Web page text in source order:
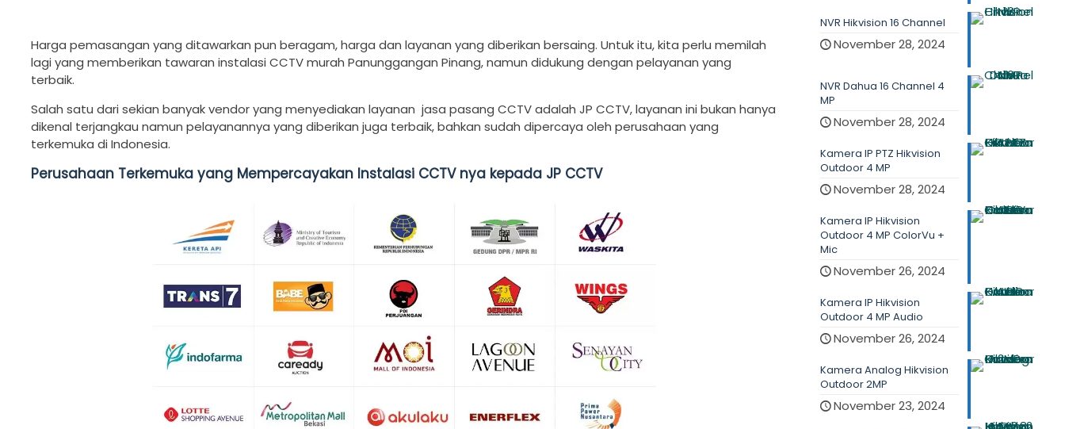
Harga pemasangan yang ditawarkan pun beragam, harga dan layanan yang diberikan bersaing. Untuk itu, kita perlu memilah
lagi yang memberikan tawaran instalasi CCTV murah Panunggangan Pinang, namun didukung dengan pelayanan yang
terbaik.
Salah satu dari sekian banyak vendor yang menyediakan layanan jasa pasang CCTV adalah JP CCTV, layanan ini bukan hanya
dikenal terjangkau namun pelayanannya yang diberikan juga terbaik, bahkan sudah dipercaya oleh perusahaan yang
terkemuka di Indonesia.
Perusahaan Terkemuka yang Mempercayakan Instalasi CCTV nya kepada JP CCTV
NVR Hikvision 16 Channel
November 28, 2024
NVR Dahua 16 Channel 4
MP
November 28, 2024
Kamera IP PTZ Hikvision
Outdoor 4 MP
November 28, 2024
Kamera IP Hikvision
Outdoor 4 MP ColorVu +
Mic
November 26, 2024
Kamera IP Hikvision
Outdoor 4 MP Audio
November 26, 2024
Kamera Analog Hikvision
Outdoor 2MP
November 23, 2024